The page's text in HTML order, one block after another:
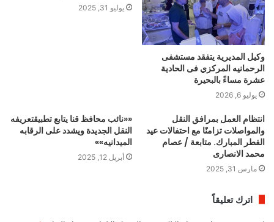
وكيل المديرية يتفقد مستشفى
الرحمانيه المركزي فى الحادية
عشرة مساءً بالبحيرة
يوليو 6, 2026
يوليو 31, 2025
انتظام العمل بمرافق النقل
والمواصلات تزامنًا مع احتفالات عيد
الفطر المبارك. متابعة / عصام
محمد الانصارى
مارس 31, 2025
««نائب محافظ قنا يتابع تطبيقتعريفه
النقل الجديدة ويشدد على الرقابه
الميدانيه»»
أبريل 12, 2025
اترك تعليقاً